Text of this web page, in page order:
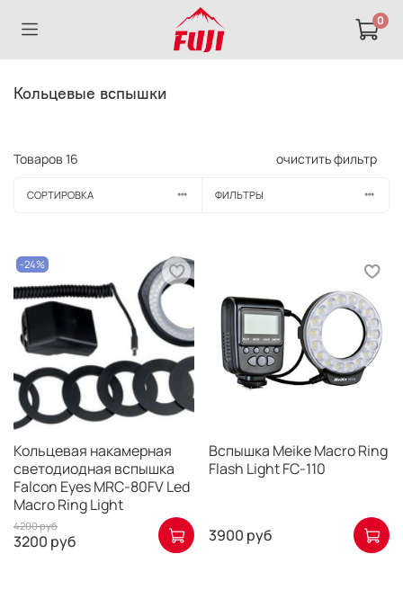
0
Кольцевые вспышки
Товаров 16 очистить фильтр
СОРТИРОВКА ФИЛЬТРЫ
-24%
Кольцевая накамерная
светодиодная вспышка
Falcon Eyes MRC-80FV Led
Macro Ring Light
4200 руб
3200 руб
Вспышка Meike Macro Ring
Flash Light FC-110
3900 руб